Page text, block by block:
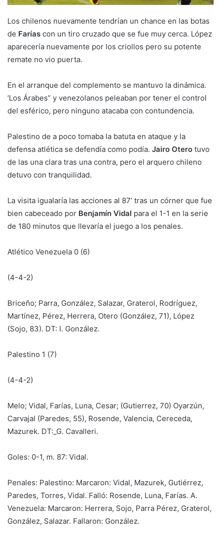
Los chilenos nuevamente tendrían un chance en las botas
de Farías con un tiro cruzado que se fue muy cerca. López
aparecería nuevamente por los criollos pero su potente
remate no vio puerta.
En el arranque del complemento se mantuvo la dinámica.
‘Los Árabes” y venezolanos peleaban por tener el control
del esférico, pero ninguno atacaba con contundencia.
Palestino de a poco tomaba la batuta en ataque y la
defensa atlética se defendía como podía. Jairo Otero tuvo
de las una clara tras una contra, pero el arquero chileno
detuvo con tranquilidad.
La visita igualaría las acciones al 87’ tras un córner que fue
bien cabeceado por Benjamín Vidal para el 1-1 en la serie
de 180 minutos que llevaría el juego a los penales.
Atlético Venezuela 0 (6)
(4-4-2)
Briceño; Parra, González, Salazar, Graterol, Rodríguez,
Martínez, Pérez, Herrera, Otero (González, 71), López
(Sojo, 83). DT: I. González.
Palestino 1 (7)
(4-4-2)
Melo; Vidal, Farías, Luna, Cesar; (Gutierrez, 70) Oyarzún,
Carvajal (Paredes, 55), Rosende, Valencia, Cereceda,
Mazurek. DT:_G. Cavalleri.
Goles: 0-1, m. 87: Vidal.
Penales: Palestino: Marcaron: Vidal, Mazurek, Gutiérrez,
Paredes, Torres, Vidal. Falló: Rosende, Luna, Farías. A.
Venezuela: Marcaron: Herrera, Sojo, Parra Pérez, Graterol,
González, Salazar. Fallaron: González.